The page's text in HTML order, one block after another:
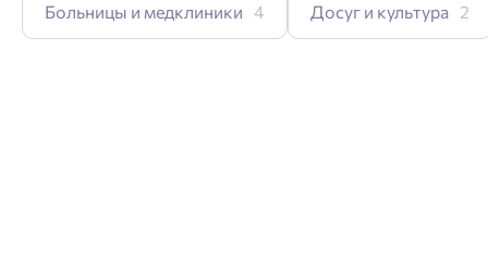
Больницы и медклиники 4 Досуг и культура 2